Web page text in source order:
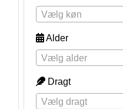
Vælg køn
Alder
Vælg alder
Dragt
Vælg dragt